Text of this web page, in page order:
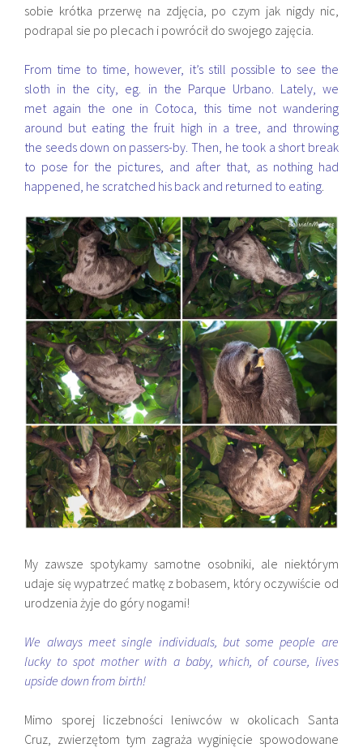
sobie krótka przerwę na zdjęcia, po czym jak nigdy nic,
podrapal sie po plecach i powrócił do swojego zajęcia.
From time to time, however, it’s still possible to see the
sloth in the city, eg. in the Parque Urbano. Lately, we
met again the one in Cotoca, this time not wandering
around but eating the fruit high in a tree, and throwing
the seeds down on passers-by. Then, he took a short break
to pose for the pictures, and after that, as nothing had
happened, he scratched his back and returned to eating
My zawsze spotykamy samotne osobniki, ale niektórym
udaje się wypatrzeć matkę z bobasem, który oczywiście od
urodzenia żyje do góry nogami!
We always meet single individuals, but some people are
lucky to spot mother with a baby, which, of course, lives
upside down from birth!
Mimo sporej liczebności leniwców w okolicach Santa
Cruz, zwierzętom tym zagraża wyginięcie spowodowane